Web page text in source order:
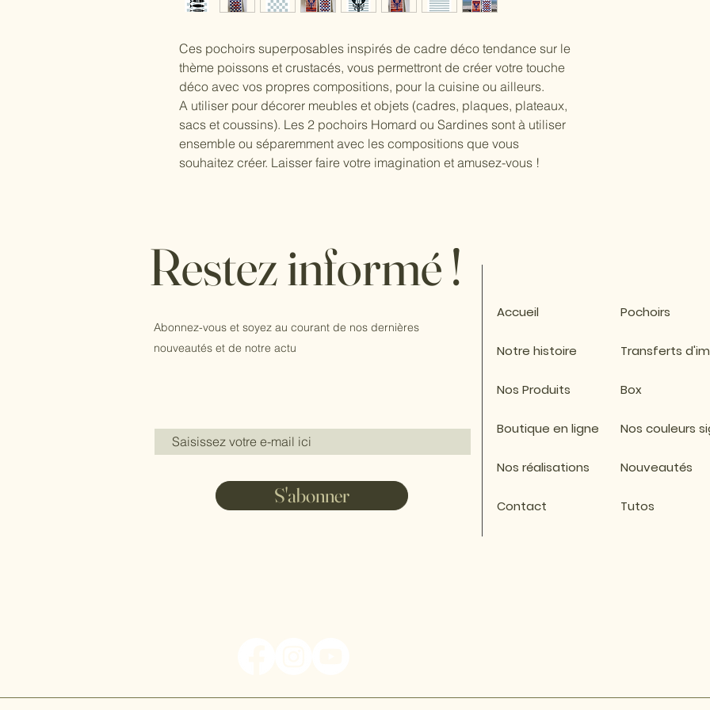
Ces pochoirs superposables inspirés de cadre déco tendance sur le
thème poissons et crustacés, vous permettront de créer votre touche
déco avec vos propres compositions, pour la cuisine ou ailleurs.
A utiliser pour décorer meubles et objets (cadres, plaques, plateaux,
sacs et coussins). Les 2 pochoirs Homard ou Sardines sont à utiliser
ensemble ou séparemment avec les compositions que vous
souhaitez créer. Laisser faire votre imagination et amusez-vous !
Restez informé !
Abonnez-vous et soyez au courant de nos dernières
nouveautés et de notre actu
S'abonner
Accueil
Notre histoire
Nos Produits
Boutique en ligne
Nos réalisations
Contact
Pochoirs
Transferts
Box
Nos couleurs
Nouveautés
Tutos